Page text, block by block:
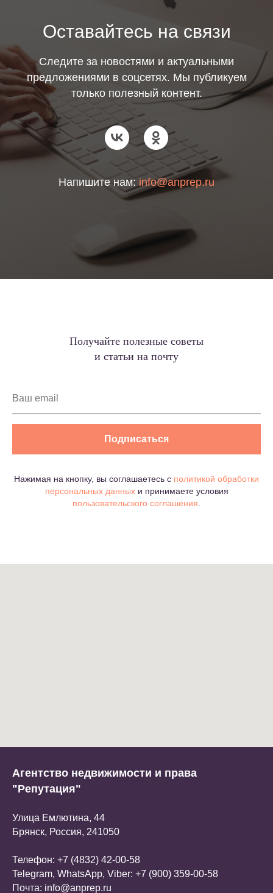
Оставайтесь на связи
Следите за новостями и актуальными
предложениями в соцсетях. Мы публикуем
только полезный контент.
Напишите нам: info@anprep.ru
Получайте полезные советы
и статьи на почту
Подписаться
Нажимая на кнопку, вы соглашаетесь c политикой обработки
персональных данныхи принимаете условия
пользовательского соглашения
Агентство недвижимости и права
"Репутация"
Улица Емлютина, 44
Брянск, Россия, 241050
Телефон: +7 (4832) 42-00-58
Telegram, WhatsApp, Viber: +7 (900) 359-00-58
Почта: info@anprep.ru